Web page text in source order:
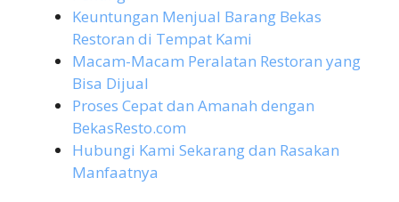
Keuntungan Menjual Barang Bekas
Restoran di Tempat Kami
Macam-Macam Peralatan Restoran yang
Bisa Dijual
Proses Cepat dan Amanah dengan
BekasResto.com
Hubungi Kami Sekarang dan Rasakan
Manfaatnya